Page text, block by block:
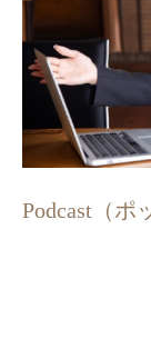
Podcast（ポ